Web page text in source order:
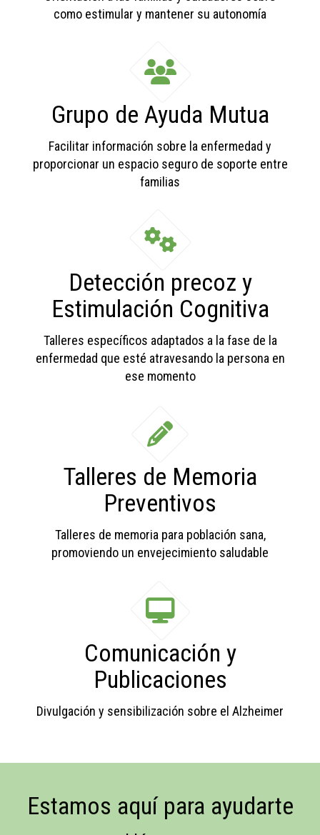
como estimular y mantener su autonomía
Grupo de Ayuda Mutua
Facilitar información sobre la enfermedad y
proporcionar un espacio seguro de soporte entre
familias
Detección precoz y
Estimulación Cognitiva
Talleres específicos adaptados a la fase de la
enfermedad que esté atravesando la persona en
ese momento
Talleres de Memoria
Preventivos
Talleres de memoria para población sana,
promoviendo un envejecimiento saludable
Comunicación y
Publicaciones
Divulgación y sensibilización sobre el Alzheimer
Estamos aquí para ayudarte